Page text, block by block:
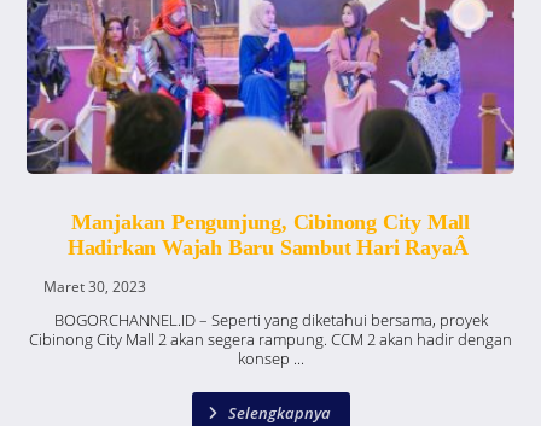
Manjakan Pengunjung, Cibinong City Mall
Hadirkan Wajah Baru Sambut Hari RayaÂ
Maret 30, 2023
BOGORCHANNEL.ID – Seperti yang diketahui bersama, proyek
Cibinong City Mall 2 akan segera rampung. CCM 2 akan hadir dengan
konsep ...
Selengkapnya